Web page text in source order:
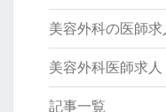
美容外科の医師
美容外科医師求人
記事一覧